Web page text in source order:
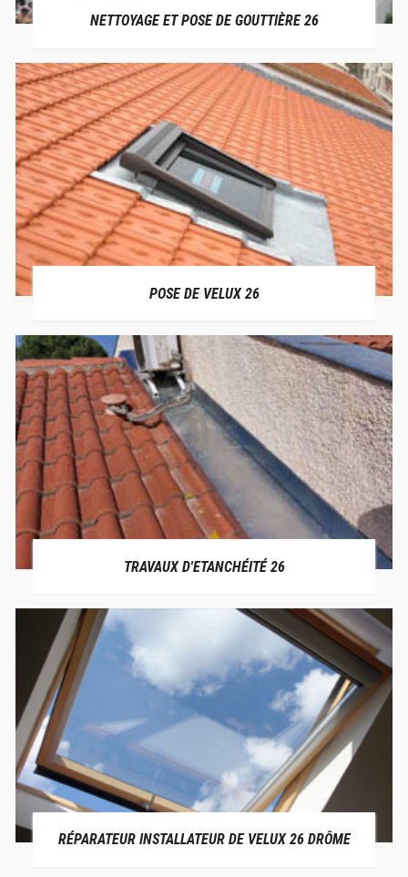
NETTOYAGE ET POSE DE GOUTTIÈRE 26
POSE DE VELUX 26
TRAVAUX D'ETANCHÉITÉ 26
RÉPARATEUR INSTALLATEUR DE VELUX 26 DRÔME